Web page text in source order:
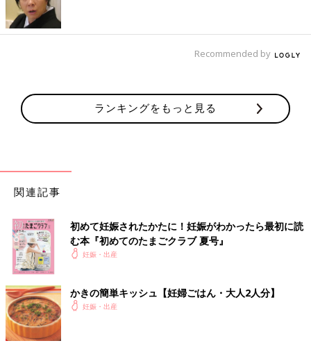
Recommended by
ランキングをもっと見る
関連記事
初めて妊娠されたかたに！妊娠がわかったら最初に読
む本『初めてのたまごクラブ 夏号』
妊娠・出産
かきの簡単キッシュ【妊婦ごはん・大人2人分】
妊娠・出産